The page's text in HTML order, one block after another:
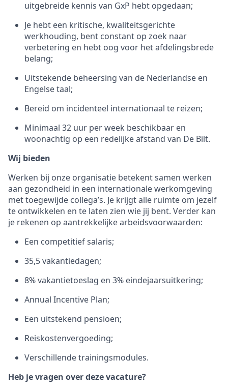
uitgebreide kennis van GxP hebt opgedaan;
Je hebt een kritische, kwaliteitsgerichte
werkhouding, bent constant op zoek naar
verbetering en hebt oog voor het afdelingsbrede
belang;
Uitstekende beheersing van de Nederlandse en
Engelse taal;
Bereid om incidenteel internationaal te reizen;
Minimaal 32 uur per week beschikbaar en
woonachtig op een redelijke afstand van De Bilt.
Wij bieden
Werken bij onze organisatie betekent samen werken
aan gezondheid in een internationale werkomgeving
met toegewijde collega’s. Je krijgt alle ruimte om jezelf
te ontwikkelen en te laten zien wie jij bent. Verder kan
je rekenen op aantrekkelijke arbeidsvoorwaarden:
Een competitief salaris;
35,5 vakantiedagen;
8% vakantietoeslag en 3% eindejaarsuitkering;
Annual Incentive Plan;
Een uitstekend pensioen;
Reiskostenvergoeding;
Verschillende trainingsmodules.
Heb je vragen over deze vacature?